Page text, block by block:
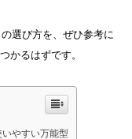
選び方を、ぜひ参考に
かるはずです。
やすい万能型